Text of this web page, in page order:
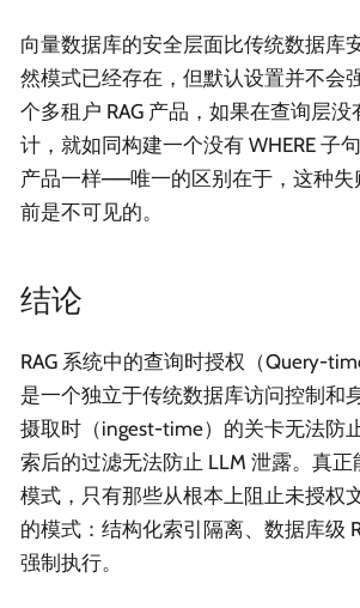
向量数据库的安全层面比传统数据库
然模式已经存在，但默认设置并不会
个多租户 RAG 产品，如果在查询层
计，就如同构建一个没有 WHERE 子
产品一样——唯一的区别在于，这种失
前是不可见的。
结论
RAG 系统中的查询时授权（Query-
是一个独立于传统数据库访问控制和
摄取时（ingest-time）的关卡无法防
索后的过滤无法防止 LLM 泄露。真
模式，只有那些从根本上阻止未授权
的模式：结构化索引隔离、数据库级
强制执行。